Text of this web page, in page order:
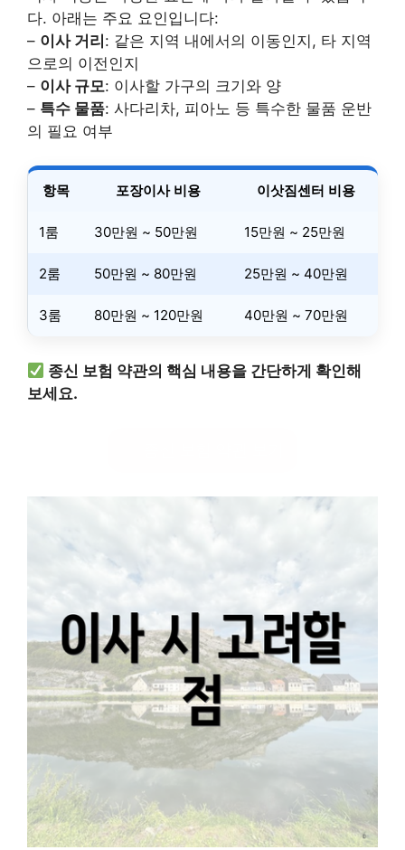
다. 아래는 주요 요인입니다:
– 이사 거리: 같은 지역 내에서의 이동인지, 타 지역
으로의 이전인지
– 이사 규모: 이사할 가구의 크기와 양
– 특수 물품: 사다리차, 피아노 등 특수한 물품 운반
의 필요 여부
항목 포장이사 비용 이삿짐센터 비용
1룸 30만원 ~ 50만원 15만원 ~ 25만원
2룸 50만원 ~ 80만원 25만원 ~ 40만원
3룸 80만원 ~ 120만원 40만원 ~ 70만원
종신 보험 약관의 핵심 내용을 간단하게 확인해
보세요.